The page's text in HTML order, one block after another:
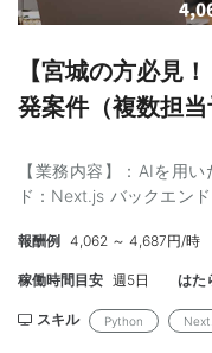
尚可＞ ・クライアント
ート 【参画時期】：
なければ長期 【単価】
数】：1名 【面談】：1
績・職務経歴書を提出可
時間内に働ける方 -=-
【宮城の方必見
発案件（複数担当
【業務内容】：AIを用
ド：Next.js バックエン
・業界経験5年以上 ・
上 ・AI開発経験 ＜尚可
日出社有) 【参画時期】
報酬例 4,062 ～ 4,687円/時
稼働時間目安 週5日 はた
スキル Python